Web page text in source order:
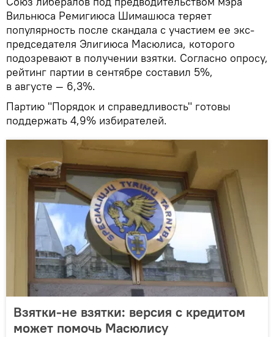
Вильнюса Ремигиюса Шимашюса теряет
популярность после скандала с участием ее экс-
председателя Элигиюса Масюлиса, которого
подозревают в получении взятки. Согласно опросу,
рейтинг партии в сентябре составил 5%,
в августе — 6,3%.
Партию "Порядок и справедливость" готовы
поддержать 4,9% избирателей.
Взятки-не взятки: версия с кредитом
может помочь Масюлису